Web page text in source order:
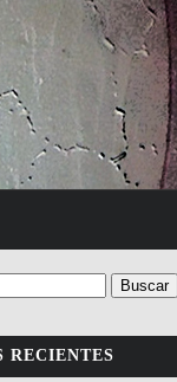
RECIENTES